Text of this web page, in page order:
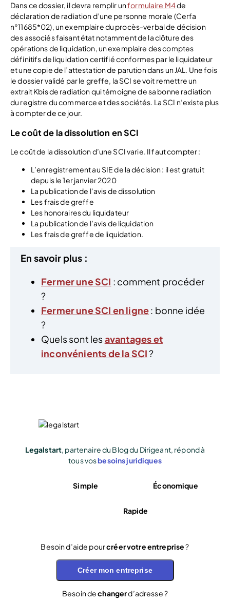
Dans ce dossier, il devra remplir unformulaire M4de
déclaration de radiation d’une personne morale (Cerfa
n°11685*02), un exemplaire du procès-verbal de décision
des associés faisant état notamment de la clôture des
opérations de liquidation, un exemplaire des comptes
définitifs de liquidation certifié conformes par le liquidateur
et une copie de l’attestation de parution dans un JAL. Une fois
le dossier validé par le greffe, la SCI se voit remettre un
extrait Kbis de radiation qui témoigne de sa bonne radiation
du registre du commerce et des sociétés. La SCI n’existe plus
à compter de ce jour.
Le coût de la dissolution en SCI
Le coût de la dissolution d’une SCI varie. Il faut compter :
L’enregistrement au SIE de la décision : il est gratuit
depuis le 1er janvier 2020
La publication de l’avis de dissolution
Les frais de greffe
Les honoraires du liquidateur
La publication de l’avis de liquidation
Les frais de greffe de liquidation.
En savoir plus :
Fermer une SCI : comment procéder
?
Fermer une SCI en ligne: bonne idée
?
Quels sont lesavantages et
inconvénients de la SCI?
Legalstart, partenaire du Blog du Dirigeant, répond à
tous vosbesoins juridiques
Simple Économique
Rapide
Besoin d’aide pourcréer votre entreprise?
Créer mon entreprise
Besoin dechangerd’adresse ?